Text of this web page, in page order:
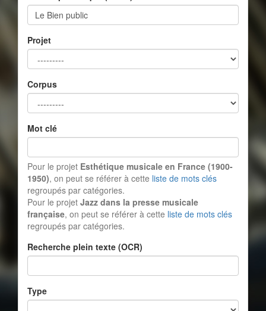
Projet
Corpus
Mot clé
Pour le projet Esthétique musicale en France (1900-
1950), on peut se référer à cette liste de mots clés
regroupés par catégories.
Pour le projet Jazz dans la presse musicale
française, on peut se référer à cette liste de mots clés
regroupés par catégories.
Recherche plein texte (OCR)
Type